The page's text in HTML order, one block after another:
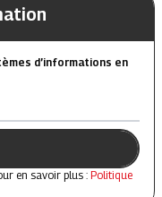
d’informations en
en savoir plus : Politique